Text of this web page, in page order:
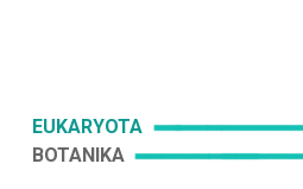
EUKARYOTA
BOTANIKA